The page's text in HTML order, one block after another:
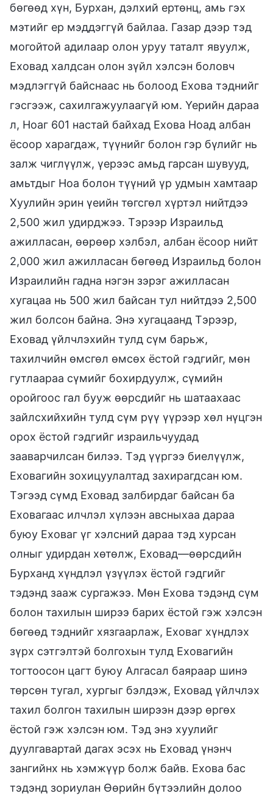
бөгөөд хүн, Бурхан, дэлхий ертөнц, амь гэх
мэтийг ер мэддэггүй байлаа. Газар дээр тэд
могойтой адилаар олон уруу таталт явуулж,
Еховад халдсан олон зүйл хэлсэн боловч
мэдлэггүй байснаас нь болоод Ехова тэднийг
гэсгээж, сахилгажуулаагүй юм. Үерийн дараа
л, Ноаг 601 настай байхад Ехова Ноад албан
ёсоор харагдаж, түүнийг болон гэр бүлийг нь
залж чиглүүлж, үерээс амьд гарсан шувууд,
амьтдыг Ноа болон түүний үр удмын хамтаар
Хуулийн эрин үеийн төгсгөл хүртэл нийтдээ
2,500 жил удирджээ. Тэрээр Израильд
ажилласан, өөрөөр хэлбэл, албан ёсоор нийт
2,000 жил ажилласан бөгөөд Израильд болон
Израилийн гадна нэгэн зэрэг ажилласан
хугацаа нь 500 жил байсан тул нийтдээ 2,500
жил болсон байна. Энэ хугацаанд Тэрээр,
Еховад үйлчлэхийн тулд сүм барьж,
тахилчийн өмсгөл өмсөх ёстой гэдгийг, мөн
гутлаараа сүмийг бохирдуулж, сүмийн
оройгоос гал бууж өөрсдийг нь шатаахаас
зайлсхийхийн тулд сүм рүү үүрээр хөл нүцгэн
орох ёстой гэдгийг израильчуудад
зааварчилсан билээ. Тэд үүргээ биелүүлж,
Еховагийн зохицуулалтад захирагдсан юм.
Тэгээд сүмд Еховад залбирдаг байсан ба
Еховагаас илчлэл хүлээн авсныхаа дараа
буюу Еховаг үг хэлсний дараа тэд хурсан
олныг удирдан хөтөлж, Еховад—өөрсдийн
Бурханд хүндлэл үзүүлэх ёстой гэдгийг
тэдэнд зааж сургажээ. Мөн Ехова тэдэнд сүм
болон тахилын ширээ барих ёстой гэж хэлсэн
бөгөөд тэднийг хязгаарлаж, Еховаг хүндлэх
зүрх сэтгэлтэй болгохын тулд Еховагийн
тогтоосон цагт буюу Алгасал баяраар шинэ
төрсөн тугал, хургыг бэлдэж, Еховад үйлчлэх
тахил болгон тахилын ширээн дээр өргөх
ёстой гэж хэлсэн юм. Тэд энэ хуулийг
дуулгавартай дагах эсэх нь Еховад үнэнч
зангийнх нь хэмжүүр болж байв. Ехова бас
тэдэнд зориулан Өөрийн бүтээлийн долоо